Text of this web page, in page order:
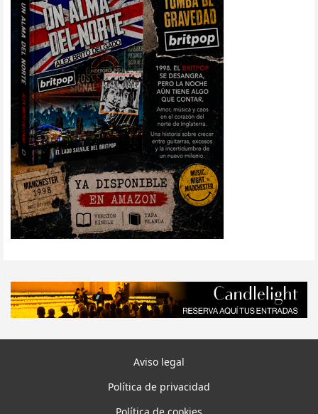
Aviso legal
Política de privacidad